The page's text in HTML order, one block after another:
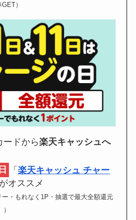
）
ードから楽天キャッシュへ
「楽天キャッシュ チャー
オススメ
ー・もれなく1P・抽選で最大全額還元